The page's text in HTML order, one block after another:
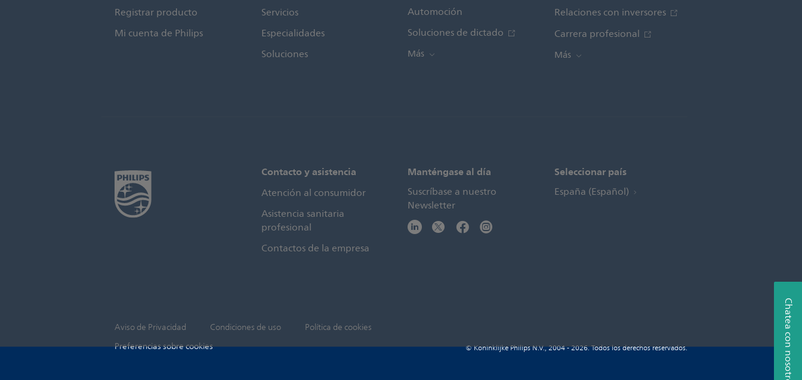
Chatea con nosotros
Registrar producto
Mi cuenta de Philips
Servicios
Especialidades
Soluciones
Automoción
Soluciones de dictado
Más
Relaciones con inversores
Carrera profesional
Más
Contacto y asistencia
Atención al consumidor
Asistencia sanitaria
profesional
Contactos de la empresa
Manténgase al día
Suscríbase a nuestro
Newsletter
Seleccionar país
España (Español)
Aviso de Privacidad Condiciones de uso
Política de cookies
Preferencias sobre cookies
© Koninklijke Philips N.V., 2004 - 2026. Todos los derechos reservados.